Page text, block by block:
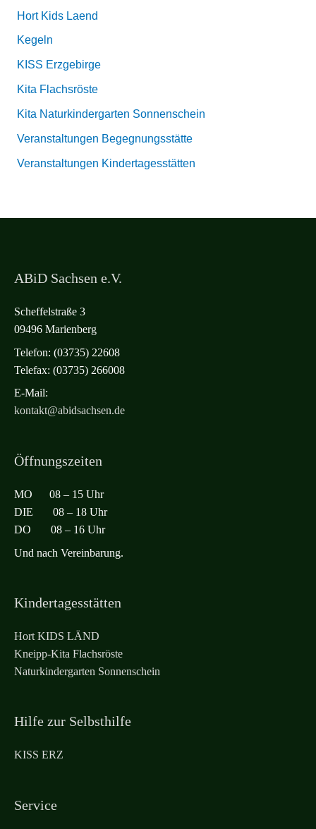
Hort Kids Laend
Kegeln
KISS Erzgebirge
Kita Flachsröste
Kita Naturkindergarten Sonnenschein
Veranstaltungen Begegnungsstätte
Veranstaltungen Kindertagesstätten
ABiD Sachsen e.V.
Scheffelstraße 3
09496 Marienberg
Telefon: (03735) 22608
Telefax: (03735) 266008
E-Mail:
kontakt@abidsachsen.de
Öffnungszeiten
MO 08 – 15 Uhr
DIE 08 – 18 Uhr
DO 08 – 16 Uhr
Und nach Vereinbarung.
Kindertagesstätten
Hort KIDS LÄND
Kneipp-Kita Flachsröste
Naturkindergarten Sonnenschein
Hilfe zur Selbsthilfe
KISS ERZ
Service